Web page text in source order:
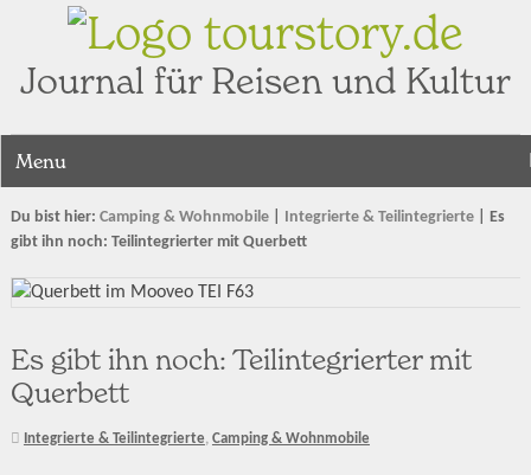
tourstory.de
Journal für Reisen und Kultur
Menu
Du bist hier: Camping & Wohnmobile| Integrierte & Teilintegrierte| Es
gibt ihn noch: Teilintegrierter mit Querbett
Es gibt ihn noch: Teilintegrierter mit
Querbett
Integrierte & Teilintegrierte, Camping & Wohnmobile